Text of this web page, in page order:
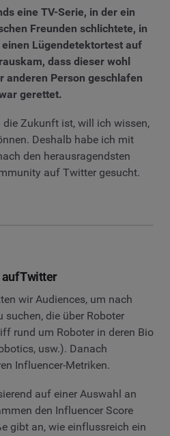
eine TV-Serie, in der ein
Freunden schlichtete, in
Lügendetektortest auf
dass dieser wohl
anderen Person geschlafen
gerettet.
Zukunft ist, will ich wissen,
Deshalb habe ich mit
den herausragendsten
auf Twitter gesucht.
Twitter
wir Audiences, um nach
die über Roboter
rund um Roboter in deren Bio
usw.). Danach
Influencer-Metriken.
auf einer Auswahl an
den Influencer Score
gibt an, wie einflussreich ein